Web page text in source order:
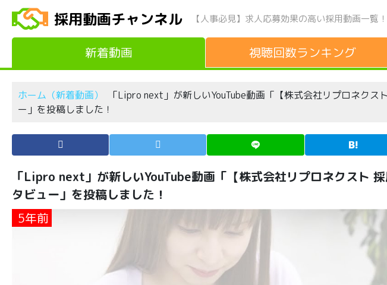
採用動画チャンネル 【人事必見】求人応募効果の高い採用動画一覧！
新着動画 視聴回数ランキング
ホーム（新着動画）
「Lipro next」が新しいYouTube動画「【株式会社リプロネク
ー」を投稿しました！
「Lipro next」が新しいYouTube動画「【株式会社リプロネクスト
タビュー」を投稿しました！
5年前